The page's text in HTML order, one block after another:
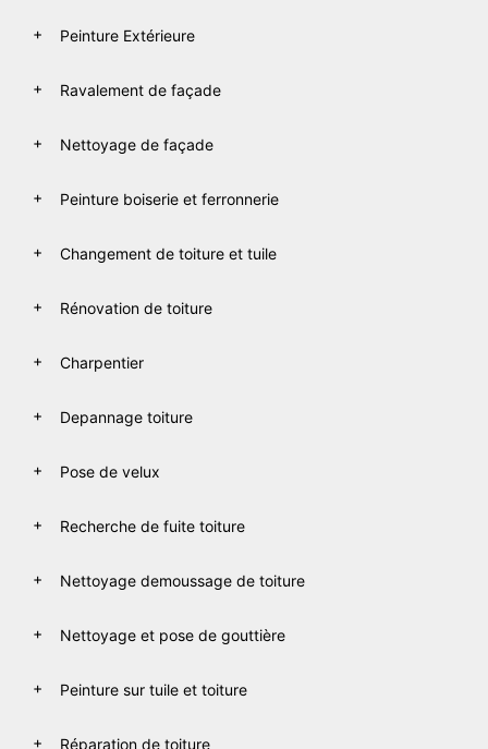
Peinture Extérieure
Ravalement de façade
Nettoyage de façade
Peinture boiserie et ferronnerie
Changement de toiture et tuile
Rénovation de toiture
Charpentier
Depannage toiture
Pose de velux
Recherche de fuite toiture
Nettoyage demoussage de toiture
Nettoyage et pose de gouttière
Peinture sur tuile et toiture
Réparation de toiture